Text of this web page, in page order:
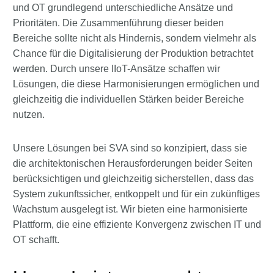
und OT grundlegend unterschiedliche Ansätze und
Prioritäten. Die Zusammenführung dieser beiden
Bereiche sollte nicht als Hindernis, sondern vielmehr als
Chance für die Digitalisierung der Produktion betrachtet
werden. Durch unsere IIoT-Ansätze schaffen wir
Lösungen, die diese Harmonisierungen ermöglichen und
gleichzeitig die individuellen Stärken beider Bereiche
nutzen.
Unsere Lösungen bei SVA sind so konzipiert, dass sie
die architektonischen Herausforderungen beider Seiten
berücksichtigen und gleichzeitig sicherstellen, dass das
System zukunftssicher, entkoppelt und für ein zukünftiges
Wachstum ausgelegt ist. Wir bieten eine harmonisierte
Plattform, die eine effiziente Konvergenz zwischen IT und
OT schafft.